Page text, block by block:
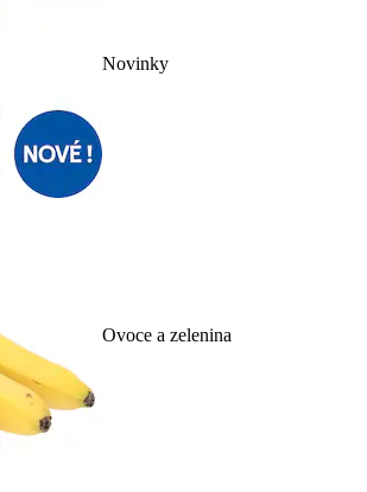
Novinky
Ovoce a zelenina